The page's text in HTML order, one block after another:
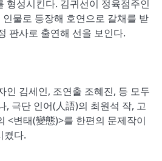
형성시킨다. 김귀선이 정육점주인
물로 등장해 호연으로 갈채를 받
판사로 출연해 선을 보인다.
인 김세인, 조연출 조혜진, 등 모두
, 극단 인어(人語)의 최원석 작, 고
<변태(變態)>를 한편의 문제작이
켰다.